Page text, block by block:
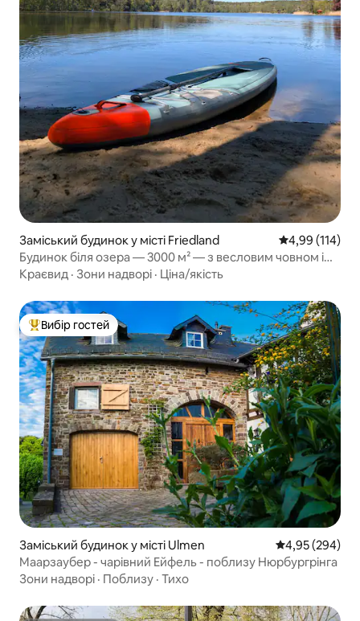
Заміський будинок у місті Friedland Середня
4,99 (114)
Будинок біля озера — 3000 м² — з весловим човном і
кондиціонером
Краєвид · Зони надворі · Ціна/якість
Топ вибір гостей
Вибір гостей
Заміський будинок у місті Ulmen Середня
4,95 (294)
Маарзаубер - чарівний Ейфель - поблизу Нюрбургрінга
Зони надворі · Поблизу · Тихо